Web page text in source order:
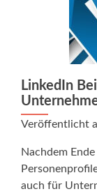
LinkedIn
Veröffentlicht
Nachdem
auch für